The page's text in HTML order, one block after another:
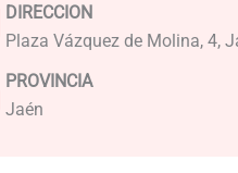
DIRECCION
Plaza Vázquez de Molina, 4,
PROVINCIA
Jaén